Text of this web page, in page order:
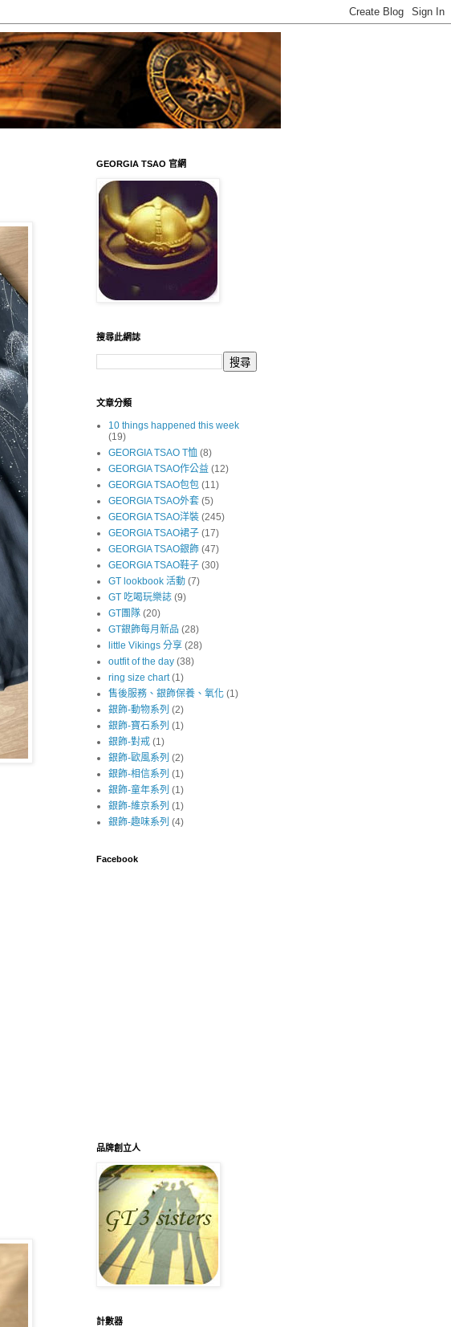
GEORGIA TSAO 官網
搜尋此網誌
文章分類
10 things happened this week
(19)
GEORGIA TSAO T恤 (8)
GEORGIA TSAO作公益 (12)
GEORGIA TSAO包包 (11)
GEORGIA TSAO外套 (5)
GEORGIA TSAO洋裝 (245)
GEORGIA TSAO裙子 (17)
GEORGIA TSAO銀飾 (47)
GEORGIA TSAO鞋子 (30)
GT lookbook 活動 (7)
GT 吃喝玩樂誌 (9)
GT團隊 (20)
GT銀飾每月新品 (28)
little Vikings 分享 (28)
outfit of the day (38)
ring size chart (1)
售後服務、銀飾保養、氧化 (1)
銀飾-動物系列 (2)
銀飾-寶石系列 (1)
銀飾-對戒 (1)
銀飾-歐風系列 (2)
銀飾-相信系列 (1)
銀飾-童年系列 (1)
銀飾-維京系列 (1)
銀飾-趣味系列 (4)
Facebook
品牌創立人
計數器